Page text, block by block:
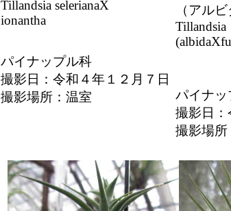
Tillandsia selerianaX
ionantha
パイナップル科
撮影日：令和４年１２月７日
撮影場所：温室
（アル
パイナッ
撮影日：
撮影場